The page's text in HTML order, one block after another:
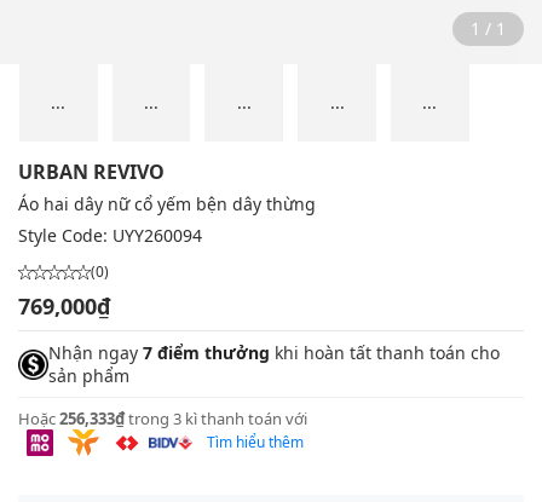
1 / 1
... ... ... ... ...
URBAN REVIVO
Áo hai dây nữ cổ yếm bện dây thừng
Style Code: UYY260094
(0)
769,000₫
Nhận ngay 7 điểm thưởng khi hoàn tất thanh toán cho
sản phẩm
Hoặc256,333₫trong 3 kì thanh toán với
Tìm hiểu thêm